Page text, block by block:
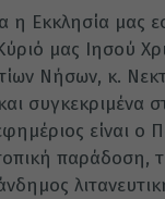
Εκκλησία μας
μας Ιησού
Νήσων, κ.
συγκεκριμένα
είναι ο
παράδοση,